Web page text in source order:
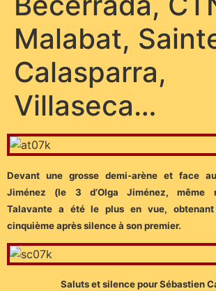
Malabat,
Calasparra,
Villaseca…
Devant une grosse demi-arène et face
Jiménez (le 3 d’Olga Jiménez, même
Talavante a été le plus en vue,
cinquième après silence à son premier.
Saluts et silence pour Sébastien